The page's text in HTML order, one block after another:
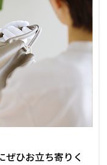
ぜひお立ち寄りく